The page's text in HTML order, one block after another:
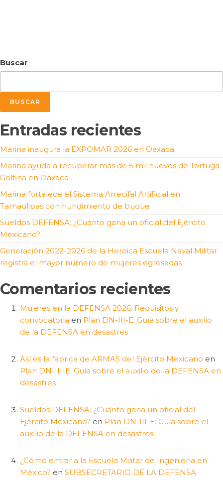
Buscar
BUSCAR
Entradas recientes
Marina inaugura la EXPOMAR 2026 en Oaxaca
Marina ayuda a recuperar más de 5 mil huevos de Tortuga
Golfina en Oaxaca
Marina fortalece el Sistema Arrecifal Artificial en
Tamaulipas con hundimiento de buque
Sueldos DEFENSA: ¿Cuánto gana un oficial del Ejército
Mexicano?
Generación 2022-2026 de la Heroica Escuela Naval Militar
registra el mayor número de mujeres egresadas
Comentarios recientes
Mujeres en la DEFENSA 2026: Requisitos y
convocatoria en Plan DN-III-E: Guía sobre el auxilio
de la DEFENSA en desastres
Así es la fabrica de ARMAS del Ejército Mexicano en
Plan DN-III-E: Guía sobre el auxilio de la DEFENSA en
desastres
Sueldos DEFENSA: ¿Cuánto gana un oficial del
Ejército Mexicano? en Plan DN-III-E: Guía sobre el
auxilio de la DEFENSA en desastres
¿Cómo entrar a la Escuela Militar de Ingeniería en
México? en SUBSECRETARIO DE LA DEFENSA